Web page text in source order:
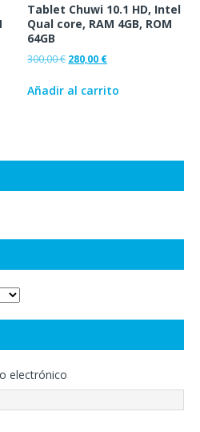
Tablet Chuwi 10.1 HD, Intel
Qual core, RAM 4GB, ROM
64GB
300,00€ 280,00 €
Añadir al carrito
electrónico